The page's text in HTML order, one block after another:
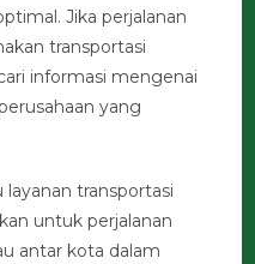
Jika perjalanan
transportasi
informasi mengenai
yang
layanan transportasi
untuk perjalanan
antar kota dalam